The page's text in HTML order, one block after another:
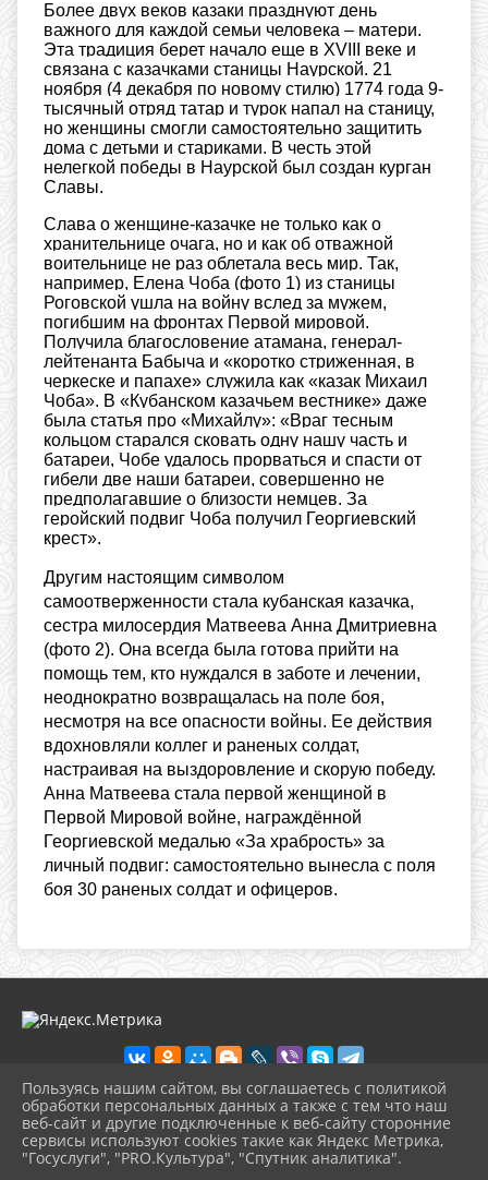
Более двух веков казаки празднуют день
важного для каждой семьи человека – матери.
Эта традиция берет начало еще в XVIII веке и
связана с казачками станицы Наурской. 21
ноября (4 декабря по новому стилю) 1774 года 9-
тысячный отряд татар и турок напал на станицу,
но женщины смогли самостоятельно защитить
дома с детьми и стариками. В честь этой
нелегкой победы в Наурской был создан курган
Славы.
Слава о женщине-казачке не только как о
хранительнице очага, но и как об отважной
воительнице не раз облетала весь мир. Так,
например, Елена Чоба (фото 1) из станицы
Роговской ушла на войну вслед за мужем,
погибшим на фронтах Первой мировой.
Получила благословение атамана, генерал-
лейтенанта Бабыча и «коротко стриженная, в
черкеске и папахе» служила как «казак Михаил
Чоба». В «Кубанском казачьем вестнике» даже
была статья про «Михайлу»: «Враг тесным
кольцом старался сковать одну нашу часть и
батареи, Чобе удалось прорваться и спасти от
гибели две наши батареи, совершенно не
предполагавшие о близости немцев. За
геройский подвиг Чоба получил Георгиевский
крест».
Другим настоящим символом
самоотверженности стала кубанская казачка,
сестра милосердия Матвеева Анна Дмитриевна
(фото 2). Она всегда была готова прийти на
помощь тем, кто нуждался в заботе и лечении,
неоднократно возвращалась на поле боя,
несмотря на все опасности войны. Ее действия
вдохновляли коллег и раненых солдат,
настраивая на выздоровление и скорую победу.
Анна Матвеева стала первой женщиной в
Первой Мировой войне, награждённой
Георгиевской медалью «За храбрость» за
личный подвиг: самостоятельно вынесла с поля
боя 30 раненых солдат и офицеров.
2026 г. ikmot.kulturatuapse.ru
Вход
Карта сайта
Пользуясь нашим сайтом, вы соглашаетесь с политикой
обработки персональных данных а также с тем что наш
веб-сайт и другие подключенные к веб-сайту сторонние
сервисы используют cookies такие как Яндекс Метрика,
"Госуслуги", "PRO.Культура", "Спутник аналитика".